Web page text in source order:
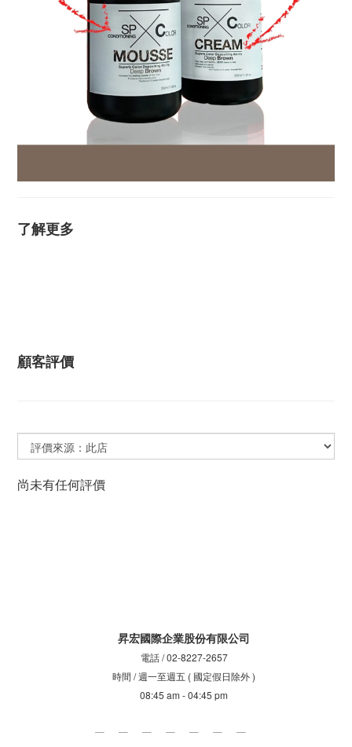
了解更多
顧客評價
尚未有任何評價
昇宏國際企業股份有限公司
電話 / 02-8227-2657
時間 / 週一至週五 ( 國定假日除外 )
08:45 am - 04:45 pm